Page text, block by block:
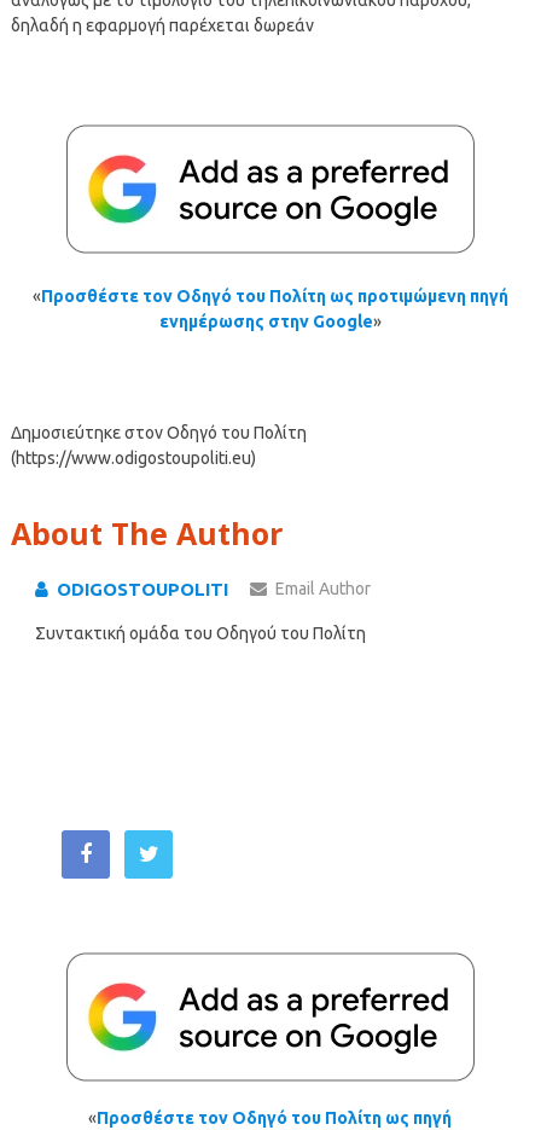
δηλαδή η εφαρμογή παρέχεται δωρεάν
«Προσθέστε τον Οδηγό του Πολίτη ως προτιμώμενη πηγή
ενημέρωσης στην Google»
Δημοσιεύτηκε στον Οδηγό του Πολίτη
(https://www.odigostoupoliti.eu)
About The Author
ODIGOSTOUPOLITI Email Author
Συντακτική ομάδα του Οδηγού του Πολίτη
«Προσθέστε τον Οδηγό του Πολίτη ως πηγή